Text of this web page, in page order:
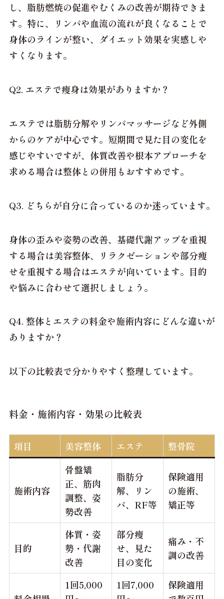
し、脂肪燃焼の促進やむくみの改善が期待できま
す。特に、リンパや血流の流れが良くなることで
身体のラインが整い、ダイエット効果を実感しや
すくなります。
Q2. エステで痩身は効果がありますか？
エステでは脂肪分解やリンパマッサージなど外側
からのケアが中心です。短期間で見た目の変化を
感じやすいですが、体質改善や根本アプローチを
求める場合は整体との併用もおすすめです。
Q3. どちらが自分に合っているのか迷っています。
身体の歪みや姿勢の改善、基礎代謝アップを重視
する場合は美容整体、リラクゼーションや部分痩
せを重視する場合はエステが向いています。目的
や悩みに合わせて選択しましょう。
Q4. 整体とエステの料金や施術内容にどんな違いが
ありますか？
以下の比較表で分かりやすく整理しています。
料金・施術内容・効果の比較表
項目 美容整体 エステ 整骨院
施術内容
骨盤矯
正、筋肉
調整、姿
勢改善
脂肪分
解、リン
パ、RF等
保険適用
の施術、
矯正等
目的
体質・姿
勢・代謝
改善
部分痩
せ、見た
目の変化
痛み・不
調の改善
1回5,000
1回7,000
保険適用